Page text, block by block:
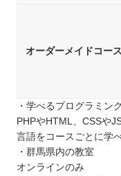
オーダーメイドコース
・学べるプログラミン
PHPやHTML、CSSや
言語をコースごとに学
・群馬県内の教室
オンラインのみ